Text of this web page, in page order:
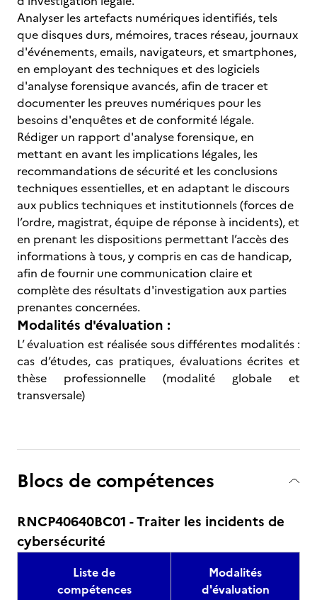
Analyser les artefacts numériques identifiés, tels
que disques durs, mémoires, traces réseau, journaux
d'événements, emails, navigateurs, et smartphones,
en employant des techniques et des logiciels
d'analyse forensique avancés, afin de tracer et
documenter les preuves numériques pour les
besoins d'enquêtes et de conformité légale.
Rédiger un rapport d'analyse forensique, en
mettant en avant les implications légales, les
recommandations de sécurité et les conclusions
techniques essentielles, et en adaptant le discours
aux publics techniques et institutionnels (forces de
l’ordre, magistrat, équipe de réponse à incidents), et
en prenant les dispositions permettant l’accès des
informations à tous, y compris en cas de handicap,
afin de fournir une communication claire et
complète des résultats d'investigation aux parties
prenantes concernées.
Modalités d'évaluation :
L’ évaluation est réalisée sous différentes modalités :
cas d’études, cas pratiques, évaluations écrites et
thèse professionnelle (modalité globale et
transversale)
Blocs de compétences
RNCP40640BC01 - Traiter les incidents de
cybersécurité
Liste de
compétences
Modalités
d'évaluation